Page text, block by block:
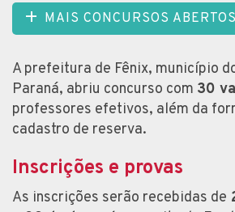
MAIS CONCURSOS ABERTOS
A prefeitura de Fênix, município
Paraná, abriu concurso com 30
professores efetivos, além da
cadastro de reserva.
Inscrições e provas
As inscrições serão recebidas de